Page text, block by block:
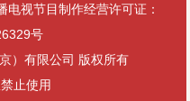
电视节目制作经营许可证：
号
）有限公司 版权所有
止使用